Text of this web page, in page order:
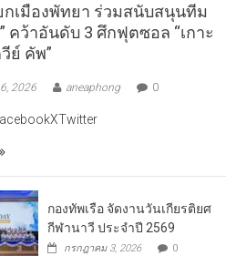
เมืองพัทยา ร่วมสนับสนุนทีม
คว้าอันดับ 3 ศึกฟุตซอล “เกาะ
ย์ คัพ”
2026 aneaphong 0
กองทัพเรือ จัดงานวันเกียรติยศ
กีฬานาวี ประจำปี 2569
กรกฎาคม 3, 2026 0